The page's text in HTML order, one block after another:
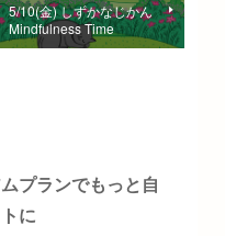
5/10(金) しずかなじかん
Mindfulness Time
プランでもっと自
に